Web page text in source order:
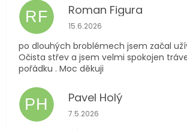
RF Roman Figura
Hodnocení obchodu je 5 z 5
15.6.2026
po dlouhých broblémech jsem začal
Očista střev a jsem velmi spokojen
pořádku . Moc děkuji
PH Pavel Holý
Hodnocení obchodu je 5 z 5
7.5.2026